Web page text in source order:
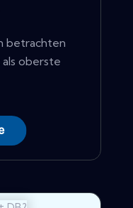
betrachten
oberste